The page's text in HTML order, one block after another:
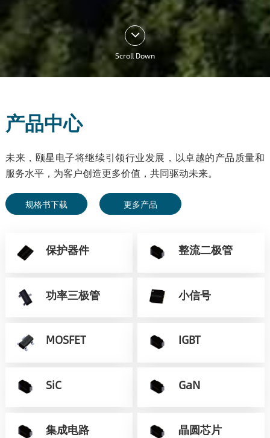
Scroll Down
产品中心
未来，颐星电子将继续引领行业发展，以卓越的产品质量和
服务水平，为客户创造更多价值，共同驱动未来。
规格书下载 更多产品
保护器件 整流二极管
功率三极管 小信号
MOSFET IGBT
SiC GaN
集成电路 晶圆芯片